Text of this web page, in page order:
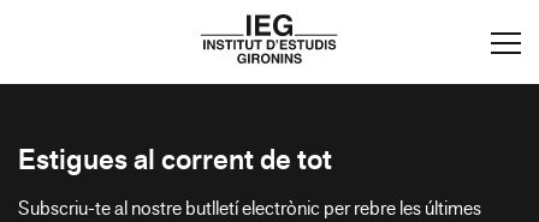
Estigues al corrent de tot
Subscriu-te al nostre butlletí electrònic per rebre les últimes